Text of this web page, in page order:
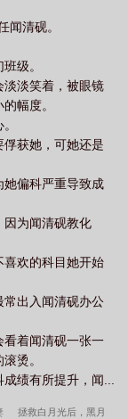
了碎纸机里。“不
子结婚当天》
上的，要不然怎
那清冷美艳的青
去工作。”“我们还
梧笙敏感，要
。是听她父亲说
之危，拿到一纸
心思。而身为目
仍然没日没夜的工
让她遭受到了网
梧笙醉酒才说出
屈的让人心都化
！！”季梧笙凝眸
作，她会承受网
姬。可明明不是
约在身！更何
也没说非谈不可
里哭唧唧才行
综艺。季梧笙看
！可为什么，她进
闻清砚。
级。
淡淡笑着，被眼镜
幅度。
获她，可她还是
她偏科严重导致成
因为闻清砚教化
喜欢的科目她开始
常出入闻清砚办公
看着闻清砚一张一
烫。
绩有所提升，闻...
拯救白月光后，黑月